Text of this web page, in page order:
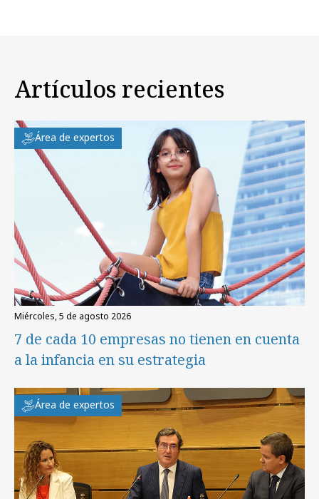
Artículos recientes
Área de expertos
miércoles, 5 de agosto 2026
7 de cada 10 empresas no tienen en cuenta
a la infancia en su estrategia
Área de expertos